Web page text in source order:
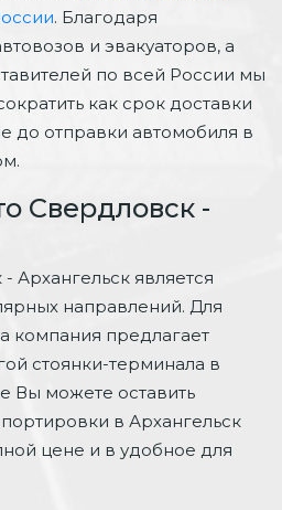
. Благодаря
и эвакуаторов, а
по всей России мы
как срок доставки
до отправки автомобиля в
Свердловск -
является
направлений. Для
компания предлагает
стоянки-терминала в
Вы можете оставить
в Архангельск
цене и в удобное для